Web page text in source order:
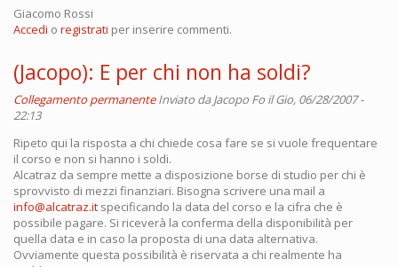
Giacomo Rossi
Accedi o registrati per inserire commenti.
(Jacopo): E per chi non ha soldi?
Collegamento permanente Inviato daJacopo Fo il Gio, 06/28/2007 -
22:13
Ripeto qui la risposta a chi chiede cosa fare se si vuole frequentare
il corso e non si hanno i soldi.
Alcatraz da sempre mette a disposizione borse di studio per chi è
sprovvisto di mezzi finanziari. Bisogna scrivere una mail a
info@alcatraz.it specificando la data del corso e la cifra che è
possibile pagare. Si riceverà la conferma della disponibilità per
quella data e in caso la proposta di una data alternativa.
Ovviamente questa possibilità è riservata a chi realmente ha